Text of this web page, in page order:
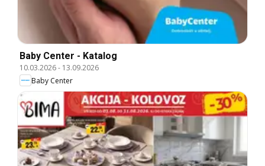
Baby Center - Katalog
10.03.2026- 13.09.2026
Baby Center